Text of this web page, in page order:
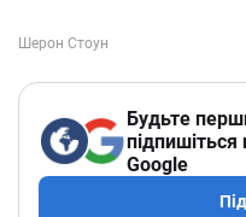
Будьте
Google